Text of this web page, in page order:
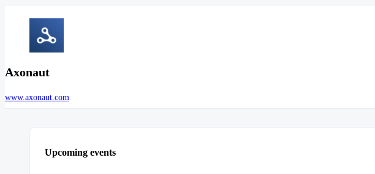
Axonaut
www.axonaut.com
Upcoming events